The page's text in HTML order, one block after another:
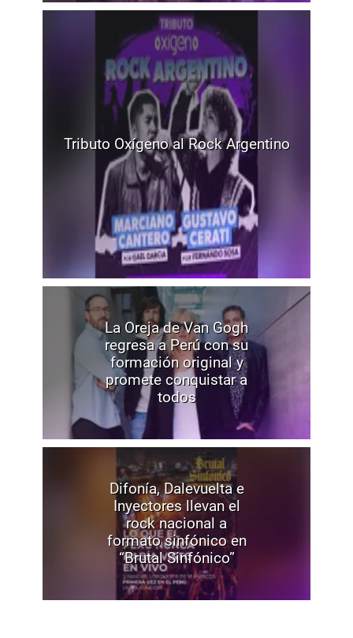
Tributo Oxígeno al Rock Argentino
La Oreja de Van Gogh
regresa a Perú con su
formación original y
promete conquistar a
todos
Difonía, Dalevuelta e
Inyectores llevan el
rock nacional a
formato sinfónico en
“Brutal Sinfónico”